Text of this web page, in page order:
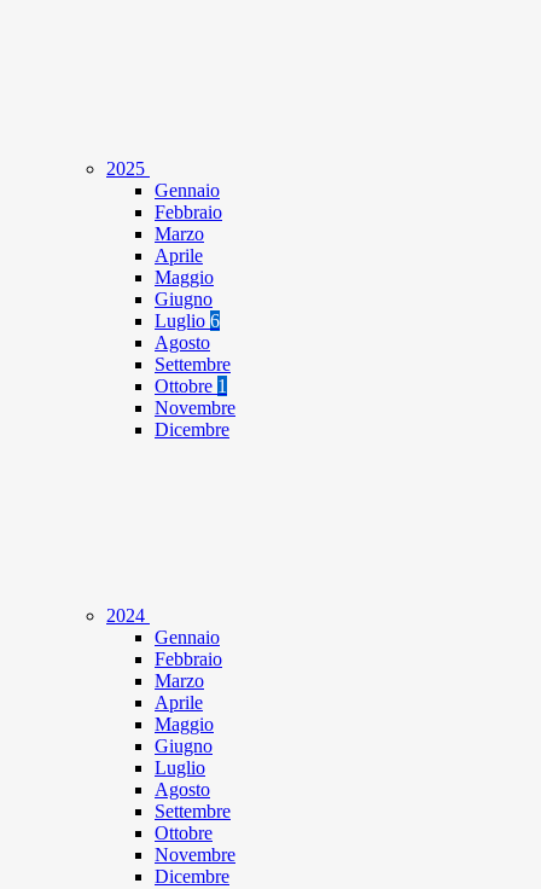
2025
Gennaio
Febbraio
Marzo
Aprile
Maggio
Giugno
Luglio 6
Agosto
Settembre
Ottobre 1
Novembre
Dicembre
2024
Gennaio
Febbraio
Marzo
Aprile
Maggio
Giugno
Luglio
Agosto
Settembre
Ottobre
Novembre
Dicembre